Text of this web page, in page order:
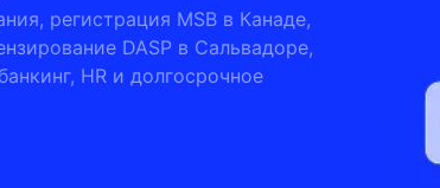
регистрация MSB в Канаде,
DASP в Сальвадоре,
HR и долгосрочное